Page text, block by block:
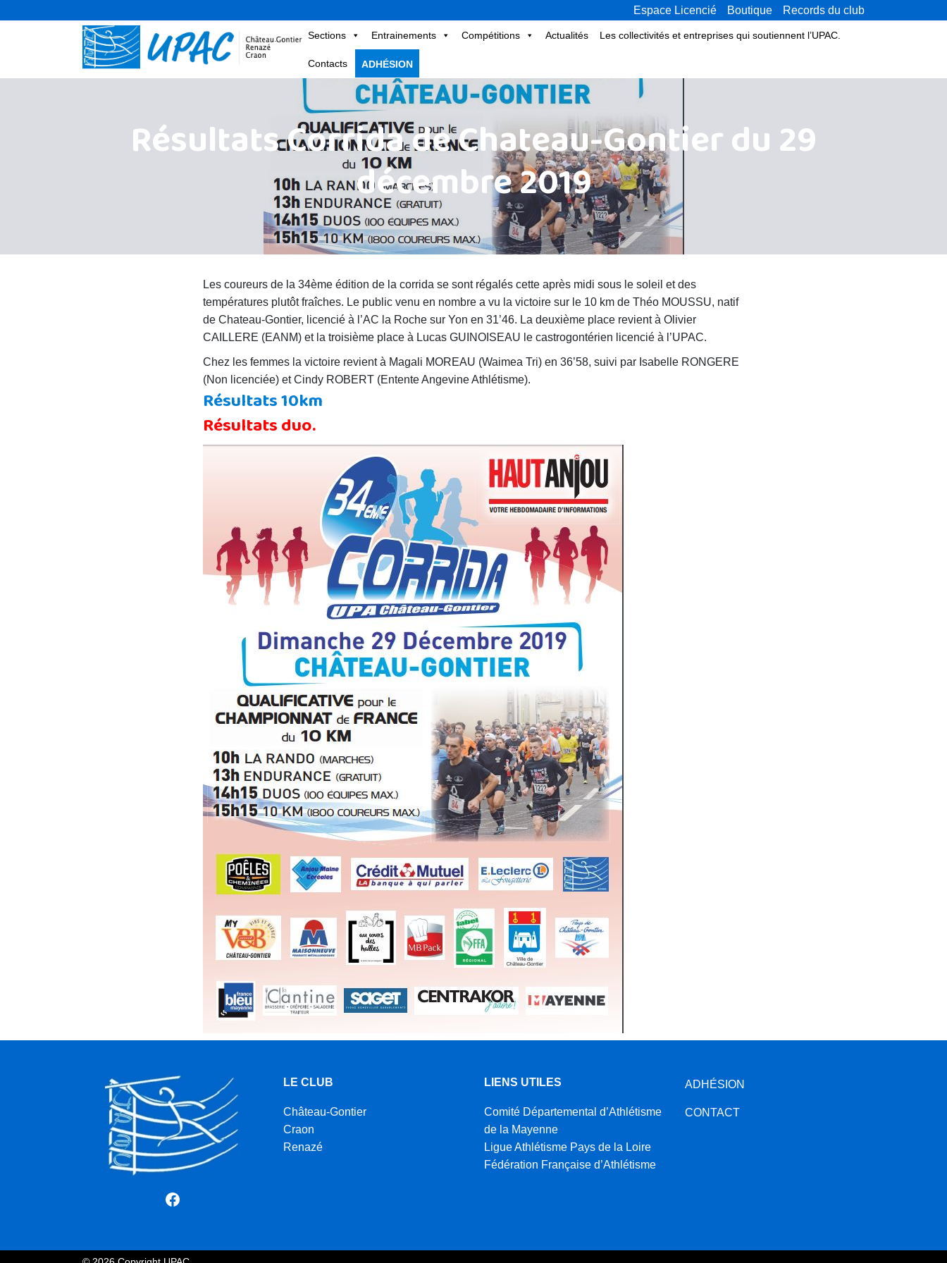
Espace Licencié Boutique Records du club
Sections Entrainements Compétitions Actualités Les collectivités et entreprises qui soutiennent l’UPAC.
Contacts ADHÉSION
Résultats Corrida de Chateau-Gontier du 29
décembre 2019
Les coureurs de la 34ème édition de la corrida se sont régalés cette après midi sous le soleil et des
températures plutôt fraîches. Le public venu en nombre a vu la victoire sur le 10 km de Théo MOUSSU, natif
de Chateau-Gontier, licencié à l’AC la Roche sur Yon en 31’46. La deuxième place revient à Olivier
CAILLERE (EANM) et la troisième place à Lucas GUINOISEAU le castrogontérien licencié à l’UPAC.
Chez les femmes la victoire revient à Magali MOREAU (Waimea Tri) en 36’58, suivi par Isabelle RONGERE
(Non licenciée) et Cindy ROBERT (Entente Angevine Athlétisme).
Résultats 10km
Résultats duo.
Facebook
LE CLUB
Château-Gontier
Craon
Renazé
LIENS UTILES
Comité Départemental d’Athlétisme
de la Mayenne
Ligue Athlétisme Pays de la Loire
Fédération Française d’Athlétisme
ADHÉSION
CONTACT